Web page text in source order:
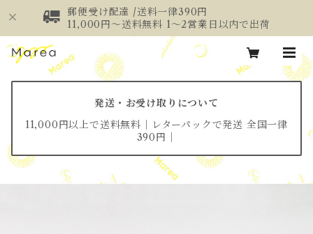
郵便受け配達 /送料一律390円
11,000円～送料無料 1～2営業日以内で出荷
発送・お受け取りについて
11,000円以上で送料無料│レターパックで発送 全国一律
390円│